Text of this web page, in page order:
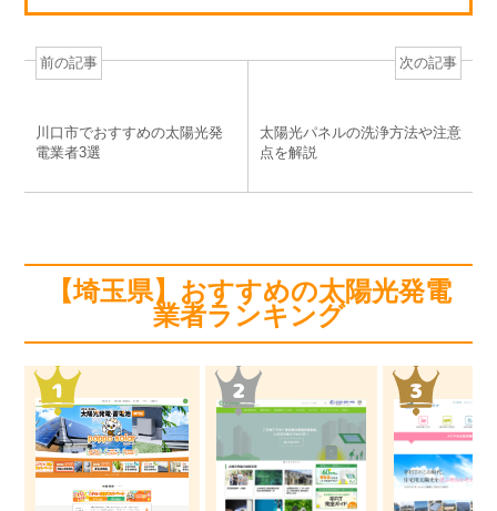
前の記事
川口市でおすすめの太陽光発
電業者3選
次の記事
太陽光パネルの洗浄方法や注意
点を解説
【埼玉県】おすすめの太陽光発電
業者ランキング